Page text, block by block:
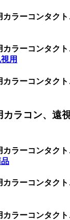
ラーコンタク
ラーコンタク
用
ラーコンタク
ラコン、遠
ラーコンタク
ラーコンタク
ラーコンタク